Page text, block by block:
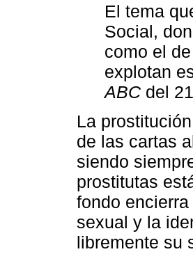
El tema
Social,
como el
explotan
ABC del
La
de las cartas
siendo
prostitutas
fondo
sexual y la
libremente su